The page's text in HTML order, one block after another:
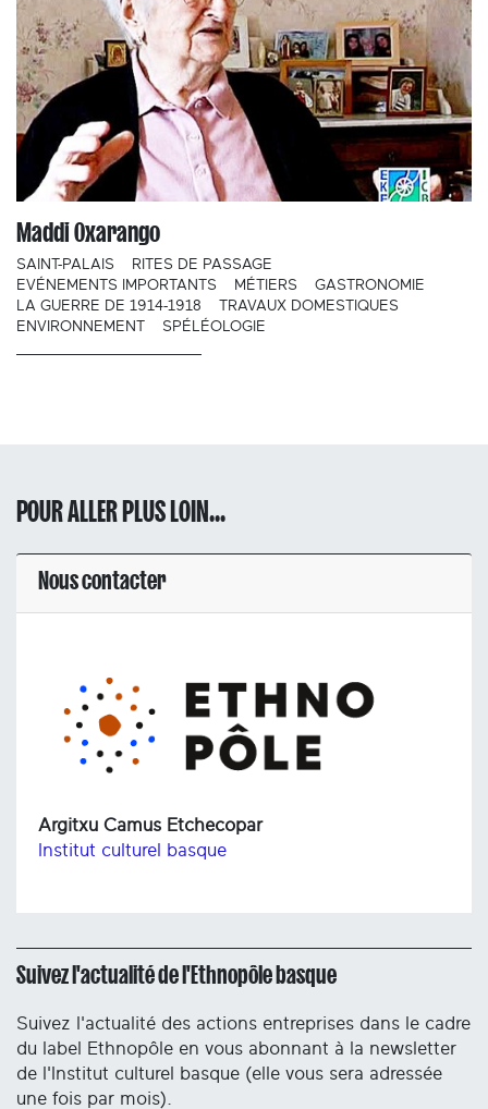
Maddi Oxarango
SAINT-PALAIS
RITES DE PASSAGE
EVÉNEMENTS IMPORTANTS
MÉTIERS
GASTRONOMIE
LA GUERRE DE 1914-1918
TRAVAUX DOMESTIQUES
ENVIRONNEMENT
SPÉLÉOLOGIE
POUR ALLER PLUS LOIN...
Nous contacter
Argitxu Camus Etchecopar
Institut culturel basque
Suivez l'actualité de l'Ethnopôle basque
Suivez l'actualité des actions entreprises dans le cadre
du label Ethnopôle en vous abonnant à la newsletter
de l'Institut culturel basque (elle vous sera adressée
une fois par mois).